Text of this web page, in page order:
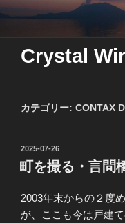
Skip
content
Crystal
カテゴリー: CONTAX
投
稿
日:
2025-07-26
町を撮る・言問
2003年末からの２度
が、ここも今は戸建